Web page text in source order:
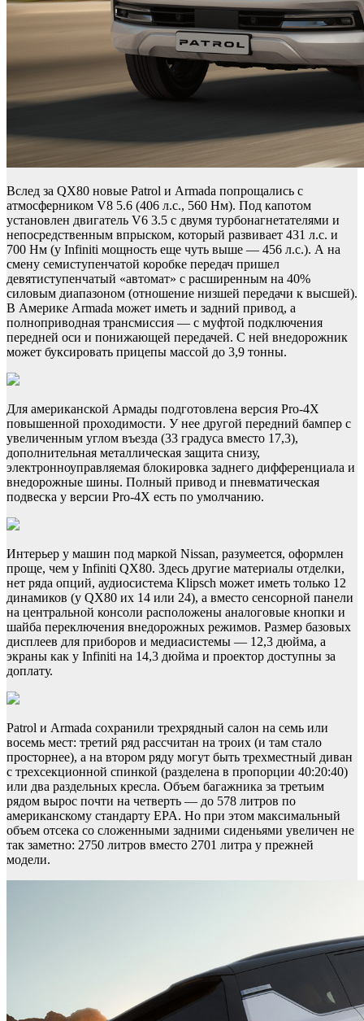
Вслед за QX80 новые Patrol и Armada попрощались с
атмосферником V8 5.6 (406 л.с., 560 Нм). Под капотом
установлен двигатель V6 3.5 с двумя турбонагнетателями и
непосредственным впрыском, который развивает 431 л.с. и
700 Нм (у Infiniti мощность еще чуть выше — 456 л.с.). А на
смену семиступенчатой коробке передач пришел
девятиступенчатый «автомат» с расширенным на 40%
силовым диапазоном (отношение низшей передачи к высшей).
В Америке Armada может иметь и задний привод, а
полноприводная трансмиссия — с муфтой подключения
передней оси и понижающей передачей. С ней внедорожник
может буксировать прицепы массой до 3,9 тонны.
Для американской Армады подготовлена версия Pro-4X
повышенной проходимости. У нее другой передний бампер с
увеличенным углом въезда (33 градуса вместо 17,3),
дополнительная металлическая защита снизу,
электронноуправляемая блокировка заднего дифференциала и
внедорожные шины. Полный привод и пневматическая
подвеска у версии Pro-4X есть по умолчанию.
Интерьер у машин под маркой Nissan, разумеется, оформлен
проще, чем у Infiniti QX80. Здесь другие материалы отделки,
нет ряда опций, аудиосистема Klipsch может иметь только 12
динамиков (у QX80 их 14 или 24), а вместо сенсорной панели
на центральной консоли расположены аналоговые кнопки и
шайба переключения внедорожных режимов. Размер базовых
дисплеев для приборов и медиасистемы — 12,3 дюйма, а
экраны как у Infiniti на 14,3 дюйма и проектор доступны за
доплату.
Patrol и Armada сохранили трехрядный салон на семь или
восемь мест: третий ряд рассчитан на троих (и там стало
просторнее), а на втором ряду могут быть трехместный диван
c трехсекционной спинкой (разделена в пропорции 40:20:40)
или два раздельных кресла. Объем багажника за третьим
рядом вырос почти на четверть — до 578 литров по
американскому стандарту EPA. Но при этом максимальный
объем отсека со сложенными задними сиденьями увеличен не
так заметно: 2750 литров вместо 2701 литра у прежней
модели.